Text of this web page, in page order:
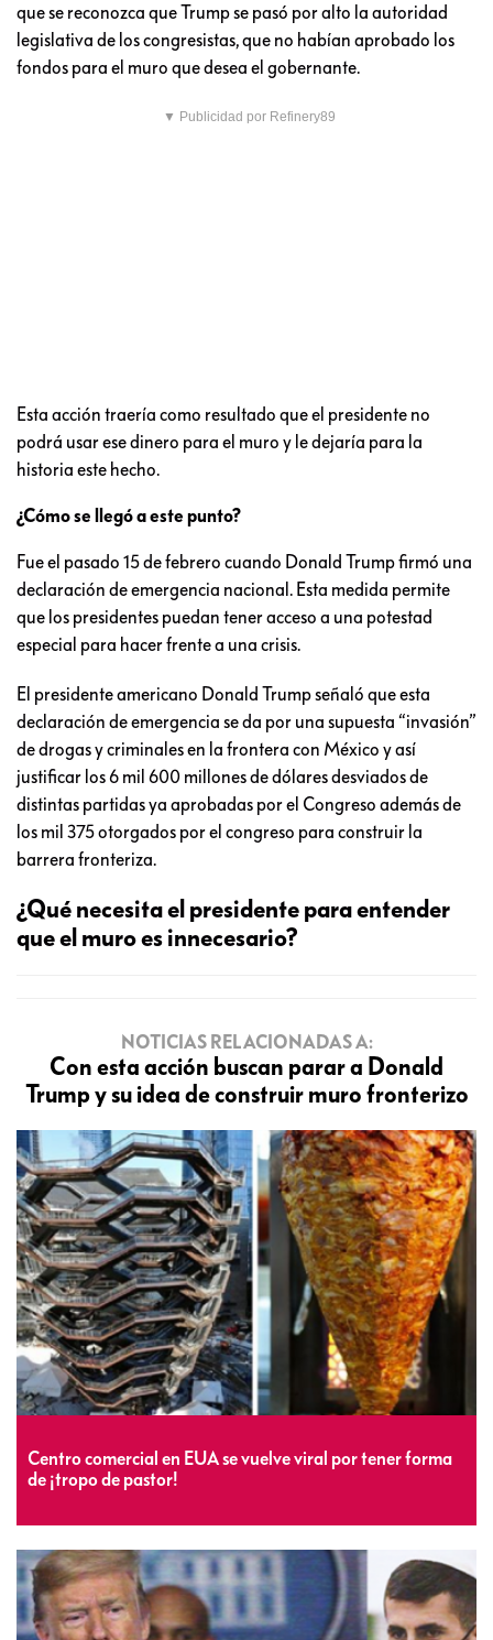
que se reconozca que Trump se pasó por alto la autoridad
legislativa de los congresistas, que no habían aprobado los
fondos para el muro que desea el gobernante.
▼ Publicidad por Refinery89
Esta acción traería como resultado que el presidente no
podrá usar ese dinero para el muro y le dejaría para la
historia este hecho.
¿Cómo se llegó a este punto?
Fue el pasado 15 de febrero cuando Donald Trump firmó una
declaración de emergencia nacional. Esta medida permite
que los presidentes puedan tener acceso a una potestad
especial para hacer frente a una crisis.
El presidente americano Donald Trump señaló que esta
declaración de emergencia se da por una supuesta “invasión”
de drogas y criminales en la frontera con México y así
justificar los 6 mil 600 millones de dólares desviados de
distintas partidas ya aprobadas por el Congreso además de
los mil 375 otorgados por el congreso para construir la
barrera fronteriza.
¿Qué necesita el presidente para entender
que el muro es innecesario?
NOTICIAS RELACIONADAS A:
Con esta acción buscan parar a Donald
Trump y su idea de construir muro fronterizo
Centro comercial en EUA se vuelve viral por tener forma
de ¡tropo de pastor!